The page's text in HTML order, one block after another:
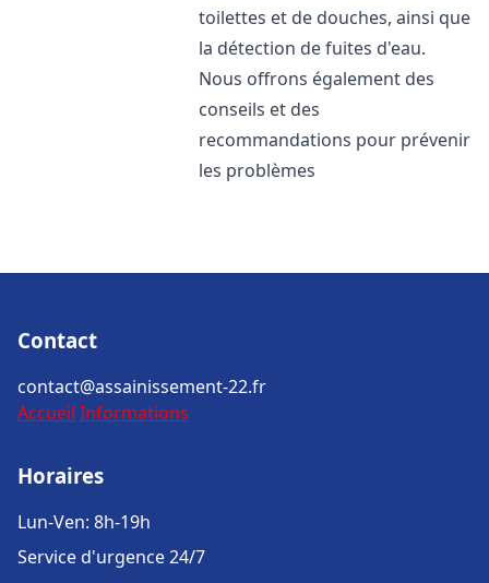
toilettes et de douches, ainsi que
la détection de fuites d'eau.
Nous offrons également des
conseils et des
recommandations pour prévenir
les problèmes
Contact
contact@assainissement-22.fr
Accueil Informations
Horaires
Lun-Ven: 8h-19h
Service d'urgence 24/7